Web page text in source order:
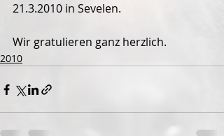
21.3.2010 in Sevelen.
Wir gratulieren ganz herzlich.
2010